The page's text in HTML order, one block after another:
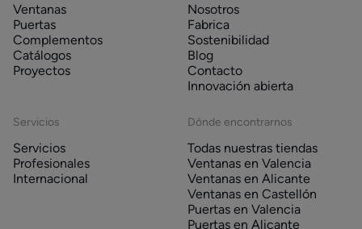
Ventanas
Puertas
Complementos
Catálogos
Proyectos
Nosotros
Fabrica
Sostenibilidad
Blog
Contacto
Innovación abierta
Servicios
Servicios
Profesionales
Internacional
Dónde encontrarnos
Todas nuestras tiendas
Ventanas en Valencia
Ventanas en Alicante
Ventanas en Castellón
Puertas en Valencia
Puertas en Alicante